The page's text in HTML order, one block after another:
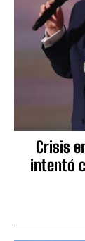
Crisis
intentó